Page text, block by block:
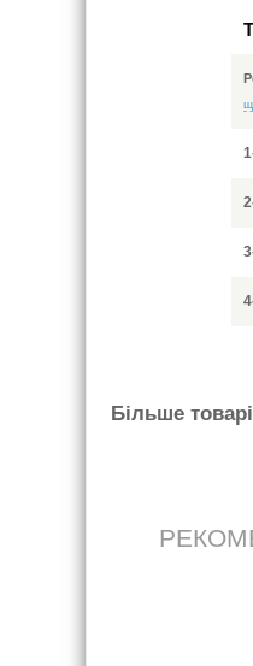
Бiльше